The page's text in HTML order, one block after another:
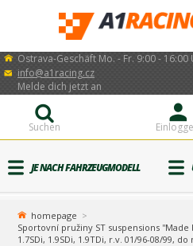
Ostrava-Geschäft Mo. - Fr. 9:00 - 16:00
info@a1racing.cz
Melde dich jetzt an
Suchen
JE NACH FAHRZEUGMODELL
homepage
Sportovní pružiny ST suspensions ''Made
1.7SDi, 1.9SDi, 1.9TDi, r.v. 01/96-08/99,